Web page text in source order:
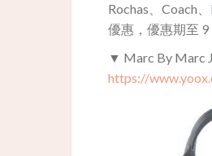
Rochas、Coach
優惠，優惠期至 9
▼ Marc By Marc
https://